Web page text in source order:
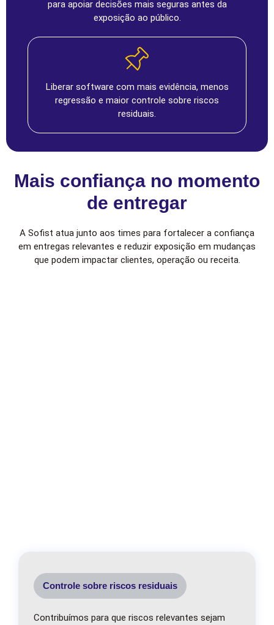
para apoiar decisões mais seguras antes da
exposição ao público.
Liberar software com mais evidência, menos
regressão e maior controle sobre riscos
residuais.
Mais confiança no momento
de entregar
A Sofist atua junto aos times para fortalecer a confiança
em entregas relevantes e reduzir exposição em mudanças
que podem impactar clientes, operação ou receita.
Controle sobre riscos residuais
Contribuímos para que riscos relevantes sejam